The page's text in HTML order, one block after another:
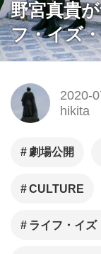
野宮真貴
フ・イズ
2020-
hikita
劇場公開
CULTURE
ライフ・イズ